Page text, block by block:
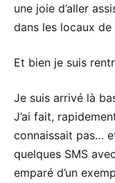
une joie d’aller
dans les locaux de
Et bien je suis
Je suis arrivé là
J’ai fait,
connaissait pas…
quelques SMS
emparé d’un